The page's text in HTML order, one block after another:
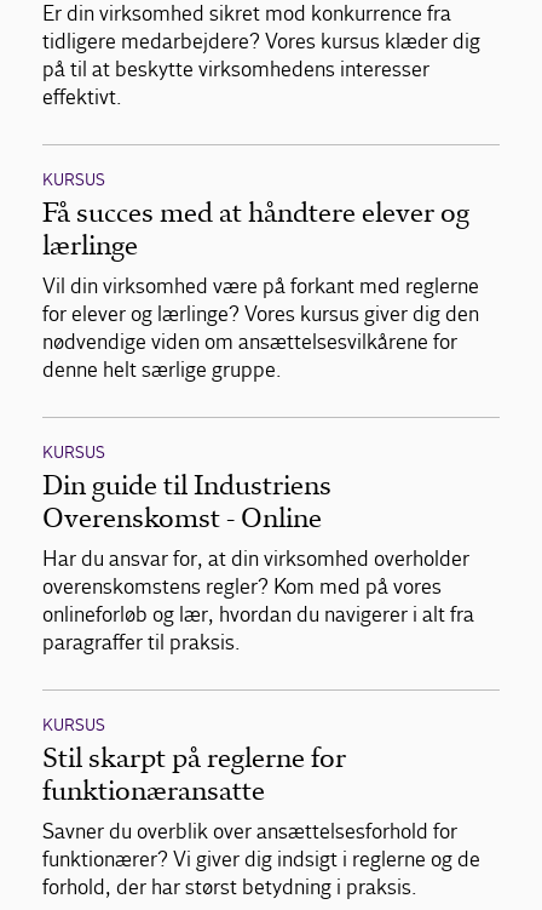
Er din virksomhed sikret mod konkurrence fra
tidligere medarbejdere? Vores kursus klæder dig
på til at beskytte virksomhedens interesser
effektivt.
KURSUS
Få succes med at håndtere elever og
lærlinge
Vil din virksomhed være på forkant med reglerne
for elever og lærlinge? Vores kursus giver dig den
nødvendige viden om ansættelsesvilkårene for
denne helt særlige gruppe.
KURSUS
Din guide til Industriens
Overenskomst - Online
Har du ansvar for, at din virksomhed overholder
overenskomstens regler? Kom med på vores
onlineforløb og lær, hvordan du navigerer i alt fra
paragraffer til praksis.
KURSUS
Stil skarpt på reglerne for
funktionæransatte
Savner du overblik over ansættelsesforhold for
funktionærer? Vi giver dig indsigt i reglerne og de
forhold, der har størst betydning i praksis.